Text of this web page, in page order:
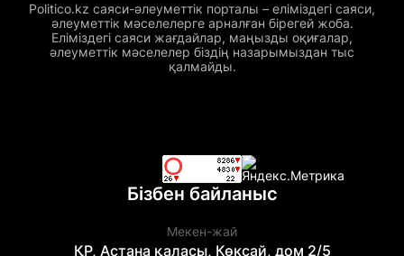
Politico.kz саяси-әлеуметтік порталы – еліміздегі саяси,
әлеуметтік мәселелерге арналған бірегей жоба.
Еліміздегі саяси жағдайлар, маңызды оқиғалар,
әлеуметтік мәселелер біздің назарымыздан тыс
қалмайды.
Бізбен байланыс
Мекен-жай
ҚР, Астана қаласы, Көксай, дом 2/5